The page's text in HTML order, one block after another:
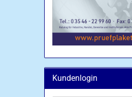
Kundenlogin